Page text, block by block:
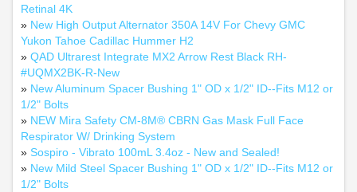
Retinal 4K
» New High Output Alternator 350A 14V For Chevy GMC
Yukon Tahoe Cadillac Hummer H2
» QAD Ultrarest Integrate MX2 Arrow Rest Black RH-
#UQMX2BK-R-New
» New Aluminum Spacer Bushing 1" OD x 1/2" ID--Fits M12 or
1/2" Bolts
» NEW Mira Safety CM-8M® CBRN Gas Mask Full Face
Respirator W/ Drinking System
» Sospiro - Vibrato 100mL 3.4oz - New and Sealed!
» New Mild Steel Spacer Bushing 1" OD x 1/2" ID--Fits M12 or
1/2" Bolts